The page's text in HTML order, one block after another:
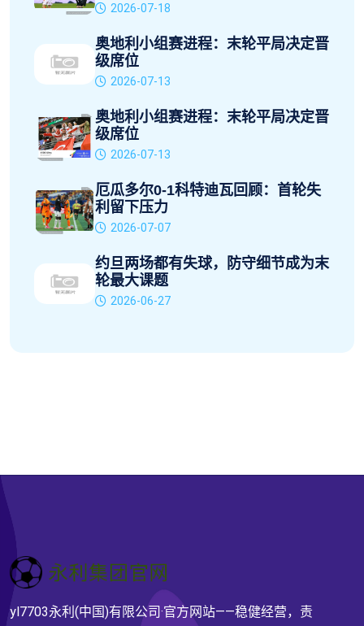
2026-07-18
奥地利小组赛进程：末轮平局决定晋
级席位
2026-07-13
奥地利小组赛进程：末轮平局决定晋
级席位
2026-07-13
厄瓜多尔0-1科特迪瓦回顾：首轮失
利留下压力
2026-07-07
约旦两场都有失球，防守细节成为末
轮最大课题
2026-06-27
yl7703永利(中国)有限公司·官方网站——稳健经营，责